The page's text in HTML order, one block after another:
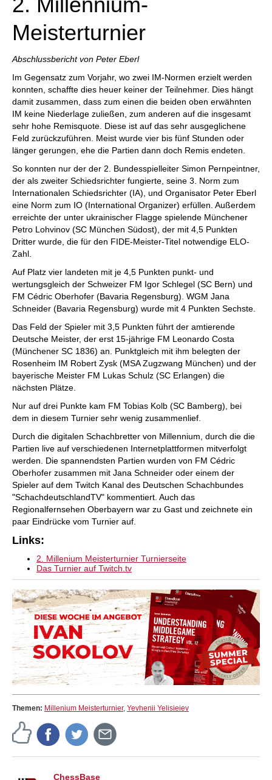
Meisterturnier
Abschlussbericht von Peter Eberl
Im Gegensatz zum Vorjahr, wo zwei IM-Normen erzielt werden
konnten, schaffte dies heuer keiner der Teilnehmer. Dies hängt
damit zusammen, dass zum einen die beiden oben erwähnten
IM keine Niederlage zuließen, zum anderen auf die insgesamt
sehr hohe Remisquote. Diese ist auf das sehr ausgeglichene
Feld zurückzuführen. Meist wurde vier bis fünf Stunden oder
länger gerungen, ehe die Partien dann doch Remis endeten.
So konnten nur der der 2. Bundesspielleiter Simon Pernpeintner,
der als zweiter Schiedsrichter fungierte, seine 3. Norm zum
Internationalen Schiedsrichter (IA), und Organisator Peter Eberl
eine Norm zum IO (International Organizer) erfüllen. Außerdem
erreichte der unter ukrainischer Flagge spielende Münchener
Petro Lohvinov (SC München Südost), der mit 4,5 Punkten
Dritter wurde, die für den FIDE-Meister-Titel notwendige ELO-
Zahl.
Auf Platz vier landeten mit je 4,5 Punkten punkt- und
wertungsgleich der Schweizer FM Igor Schlegel (SC Bern) und
FM Cédric Oberhofer (Bavaria Regensburg). WGM Jana
Schneider (Bavaria Regensburg) wurde mit 4 Punkten Sechste.
Das Feld der Spieler mit 3,5 Punkten führt der amtierende
Deutsche Meister, der erst 15-jährige FM Leonardo Costa
(Münchener SC 1836) an. Punktgleich mit ihm belegten der
Rosenheim IM Robert Zysk (MSA Zugzwang München) und der
bayerische Meister FM Lukas Schulz (SC Erlangen) die
nächsten Plätze.
Nur auf drei Punkte kam FM Tobias Kolb (SC Bamberg), bei
dem in diesem Turnier sehr wenig zusammenlief.
Durch die digitalen Schachbretter von Millennium, durch die die
Partien live auf verschiedenen Internetplattformen mitverfolgt
werden. Die spannendsten Partien wurden von FM Cédric
Oberhofer zusammen mit Jana Schneider oder einem der
Spieler auf dem Twitch Kanal des Deutschen Schachbundes
"SchachdeutschlandTV" kommentiert. Auch das
Regionalfernsehen Oberbayern war zu Gast und zeichnete ein
paar Eindrücke vom Turnier auf.
Links:
2. Millenium Meisterturnier Turnierseite
Das Turnier auf Twitch.tv
Themen: Millenium Meisterturnier, Yevhenii Yelisieiev
ChessBase